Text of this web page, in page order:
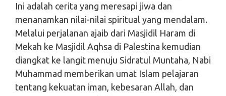
Ini adalah cerita yang meresapi jiwa dan
menanamkan nilai-nilai spiritual yang mendalam.
Melalui perjalanan ajaib dari Masjidil Haram di
Mekah ke Masjidil Aqhsa di Palestina kemudian
diangkat ke langit menuju Sidratul Muntaha, Nabi
Muhammad memberikan umat Islam pelajaran
tentang kekuatan iman, kebesaran Allah, dan